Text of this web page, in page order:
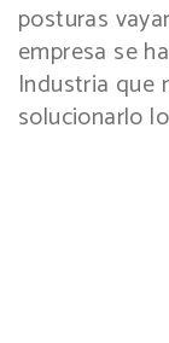
posturas
empresa se
Industria que
solucionarlo